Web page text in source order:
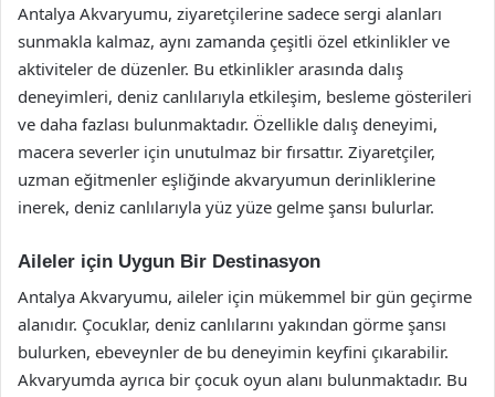
Antalya Akvaryumu, ziyaretçilerine sadece sergi alanları
sunmakla kalmaz, aynı zamanda çeşitli özel etkinlikler ve
aktiviteler de düzenler. Bu etkinlikler arasında dalış
deneyimleri, deniz canlılarıyla etkileşim, besleme gösterileri
ve daha fazlası bulunmaktadır. Özellikle dalış deneyimi,
macera severler için unutulmaz bir fırsattır. Ziyaretçiler,
uzman eğitmenler eşliğinde akvaryumun derinliklerine
inerek, deniz canlılarıyla yüz yüze gelme şansı bulurlar.
Aileler için Uygun Bir Destinasyon
Antalya Akvaryumu, aileler için mükemmel bir gün geçirme
alanıdır. Çocuklar, deniz canlılarını yakından görme şansı
bulurken, ebeveynler de bu deneyimin keyfini çıkarabilir.
Akvaryumda ayrıca bir çocuk oyun alanı bulunmaktadır. Bu